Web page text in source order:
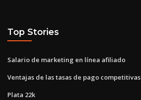
Top Stories
Salario de marketing en línea afiliado
Ventajas de las tasas de pago competitivas
Plata 22k